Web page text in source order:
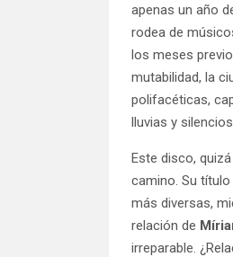
apenas un año
rodea de
los meses
mutabilidad, la
polifacéticas,
lluvias y
Este disco,
camino. Su
más diversas,
relación de
irreparable.